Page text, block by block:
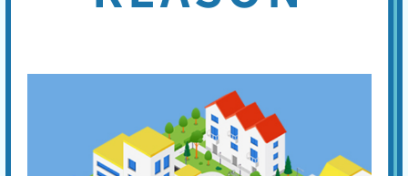
が生じます。便座の割れ、ウォシュレットの故障などの致命的な故障に
便器・タンク交換
基本料
3,000円 W
EB
限
作業費
27,500
合計 27,500 円〜